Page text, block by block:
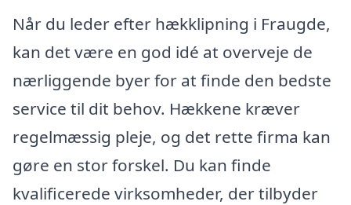
Når du leder efter hækklipning i Fraugde,
kan det være en god idé at overveje de
nærliggende byer for at finde den bedste
service til dit behov. Hækkene kræver
regelmæssig pleje, og det rette firma kan
gøre en stor forskel. Du kan finde
kvalificerede virksomheder, der tilbyder